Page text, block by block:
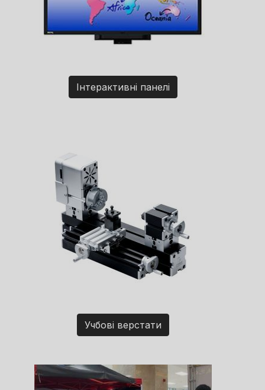
Інтерактивні панелі
Учбові верстати